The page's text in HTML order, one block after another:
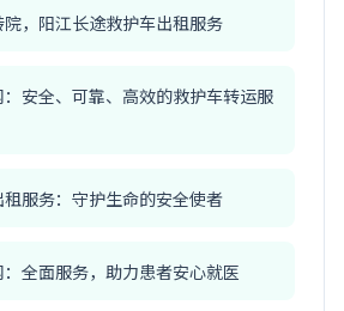
，阳江长途救护车出租服务
安全、可靠、高效的救护车转运服
服务：守护生命的安全使者
全面服务，助力患者安心就医